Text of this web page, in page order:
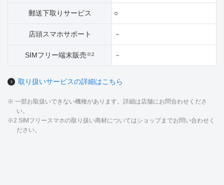
郵送下取りサービス ○
店頭スマホサポート －
SIMフリー端末販売※2 －
取り扱いサービスの詳細はこちら
※ 一部お取扱いできない機種があります。詳細は店舗にお問合わせくださ
い。
※2 SIMフリースマホの取り扱い商材についてはショップまでお問い合わせく
ださい。